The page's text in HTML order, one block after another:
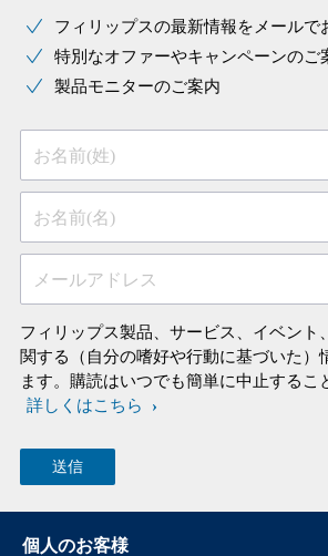
フィリップスの最新情報をメールで
特別なオファーやキャンペーンのご
製品モニターのご案内
お名前(姓)
お名前(名)
メールアドレス
フィリップス製品、サービス、イベント
関する（自分の嗜好や行動に基づいた）
ます。購読はいつでも簡単に中止するこ
詳しくはこちら
個人のお客様